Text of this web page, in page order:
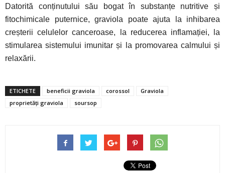
Datorită conținutului său bogat în substanțe nutritive și
fitochimicale puternice, graviola poate ajuta la inhibarea
creșterii celulelor canceroase, la reducerea inflamației, la
stimularea sistemului imunitar și la promovarea calmului și
relaxării.
ETICHETE beneficii graviola corossol
Graviola
proprietăți graviola
soursop